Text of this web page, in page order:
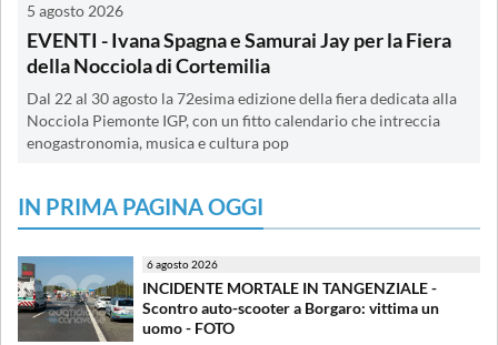
5 agosto 2026
EVENTI - Ivana Spagna e Samurai Jay per la Fiera
della Nocciola di Cortemilia
Dal 22 al 30 agosto la 72esima edizione della fiera dedicata alla
Nocciola Piemonte IGP, con un fitto calendario che intreccia
enogastronomia, musica e cultura pop
IN PRIMA PAGINA OGGI
6 agosto 2026
INCIDENTE MORTALE IN TANGENZIALE -
Scontro auto-scooter a Borgaro: vittima un
uomo - FOTO